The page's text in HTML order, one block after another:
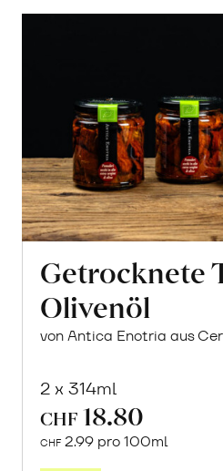
Getrocknete
Olivenöl
von Antica Enotria aus
2 x 314ml
CHF 18.80
CHF 2.99 pro 100ml